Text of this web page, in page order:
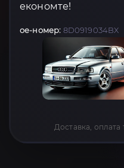
економте!
oe-номер: 8D0919034BX
Доставка, оплата